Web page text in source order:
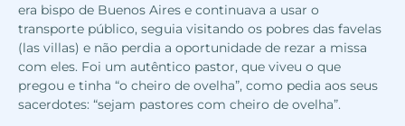
era bispo de Buenos Aires e continuava a usar o
transporte público, seguia visitando os pobres das favelas
(las villas) e não perdia a oportunidade de rezar a missa
com eles. Foi um autêntico pastor, que viveu o que
pregou e tinha “o cheiro de ovelha”, como pedia aos seus
sacerdotes: “sejam pastores com cheiro de ovelha”.